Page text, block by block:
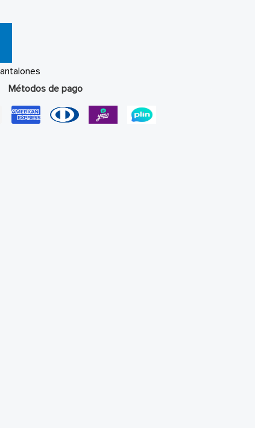
Métodos de pago